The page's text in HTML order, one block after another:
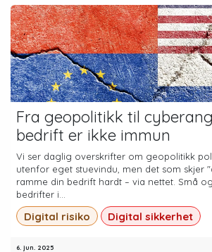
Fra geopolitikk til
bedrift er ikke immun
Vi ser daglig overskrifter om geopolitikk
utenfor eget stuevindu, men det som skjer
ramme din bedrift hardt – via nettet. Små
bedrifter i...
Digital risiko Digital sikkerhet
6. jun. 2025